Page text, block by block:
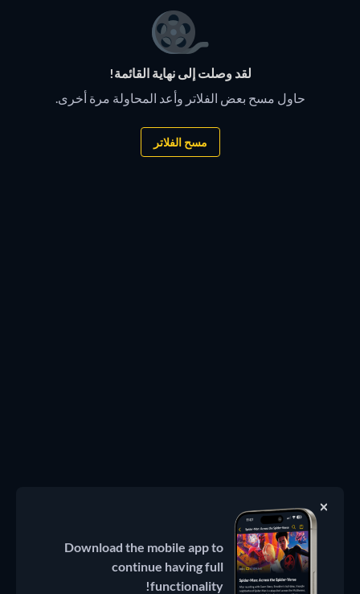
لقد وصلت إلى نهاية القائمة!
حاول مسح بعض الفلاتر وأعد المحاولة مرة أخرى.
مسح الفلاتر
Download the mobile app to
continue having full
functionality!